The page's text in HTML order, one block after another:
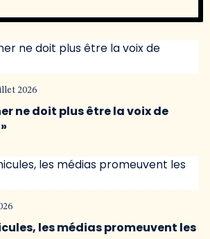
2026
ne doit plus être la voix de
les médias promeuvent les